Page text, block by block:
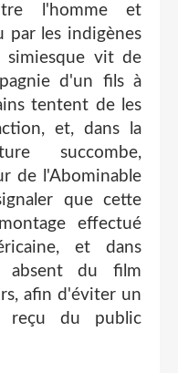
l'homme et
par les indigènes
simiesque vit de
d'un fils à
tentent de les
et, dans la
succombe,
de l'Abominable
que cette
effectué
et dans
absent du film
afin d'éviter un
reçu du public